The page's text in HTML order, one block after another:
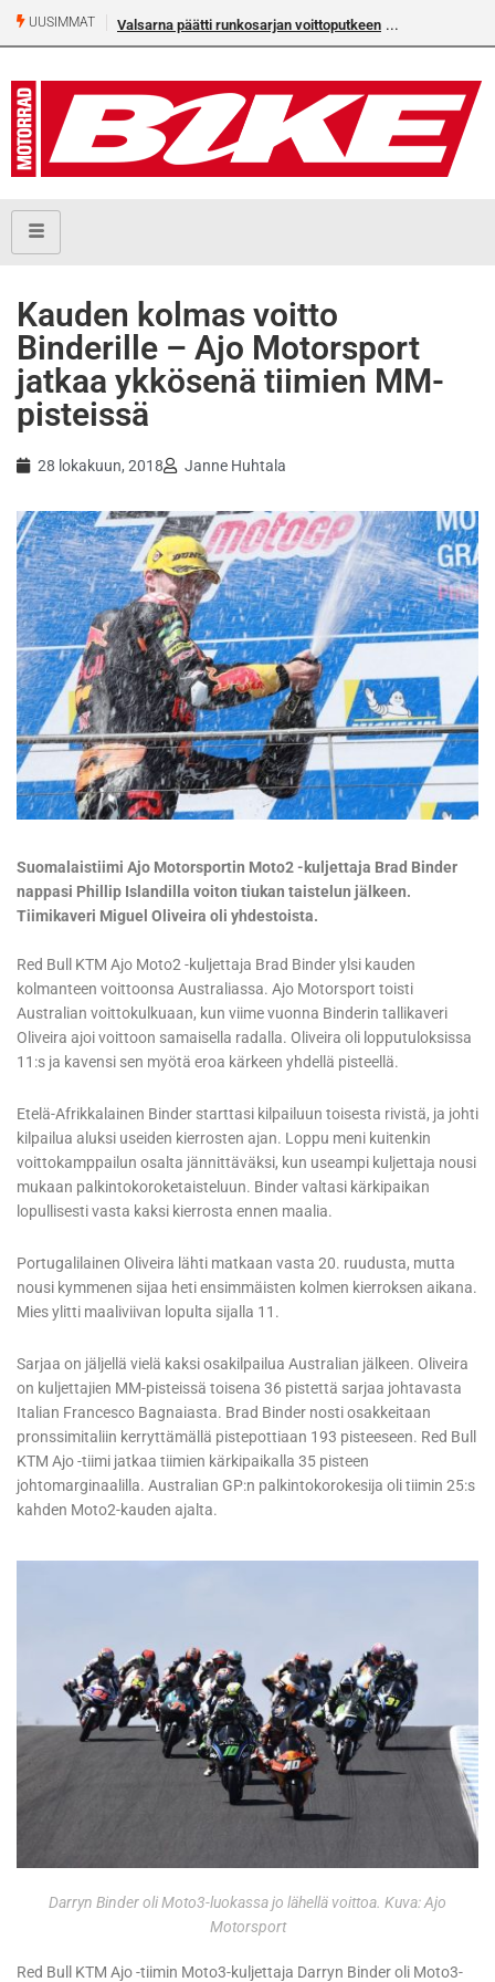
UUSIMMAT Valsarna päätti runkosarjan voittoputkeen
Kauden kolmas voitto
Binderille – Ajo Motorsport
jatkaa ykkösenä tiimien MM-
pisteissä
28 lokakuun, 2018 Janne Huhtala
Suomalaistiimi Ajo Motorsportin Moto2 -kuljettaja Brad Binder
nappasi Phillip Islandilla voiton tiukan taistelun jälkeen.
Tiimikaveri Miguel Oliveira oli yhdestoista.
Red Bull KTM Ajo Moto2 -kuljettaja Brad Binder ylsi kauden
kolmanteen voittoonsa Australiassa. Ajo Motorsport toisti
Australian voittokulkuaan, kun viime vuonna Binderin tallikaveri
Oliveira ajoi voittoon samaisella radalla. Oliveira oli lopputuloksissa
11:s ja kavensi sen myötä eroa kärkeen yhdellä pisteellä.
Etelä-Afrikkalainen Binder starttasi kilpailuun toisesta rivistä, ja johti
kilpailua aluksi useiden kierrosten ajan. Loppu meni kuitenkin
voittokamppailun osalta jännittäväksi, kun useampi kuljettaja nousi
mukaan palkintokoroketaisteluun. Binder valtasi kärkipaikan
lopullisesti vasta kaksi kierrosta ennen maalia.
Portugalilainen Oliveira lähti matkaan vasta 20. ruudusta, mutta
nousi kymmenen sijaa heti ensimmäisten kolmen kierroksen aikana.
Mies ylitti maaliviivan lopulta sijalla 11.
Sarjaa on jäljellä vielä kaksi osakilpailua Australian jälkeen. Oliveira
on kuljettajien MM-pisteissä toisena 36 pistettä sarjaa johtavasta
Italian Francesco Bagnaiasta. Brad Binder nosti osakkeitaan
pronssimitaliin kerryttämällä pistepottiaan 193 pisteeseen. Red Bull
KTM Ajo -tiimi jatkaa tiimien kärkipaikalla 35 pisteen
johtomarginaalilla. Australian GP:n palkintokorokesija oli tiimin 25:s
kahden Moto2-kauden ajalta.
Darryn Binder oli Moto3-luokassa jo lähellä voittoa. Kuva: Ajo
Motorsport
Red Bull KTM Ajo -tiimin Moto3-kuljettaja Darryn Binder oli Moto3-